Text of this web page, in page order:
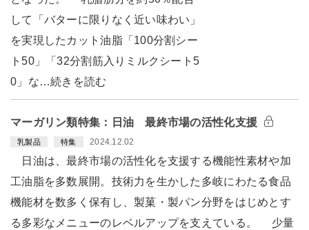
して「バターに限りなく近い味わい」
を実現したカット油脂「100分割シー
ト50」「32分割筋入りミルクシート5
0」な…続きを読む
マーガリン類特集：日油 最終市場の活性化支援
乳製品 特集 2024.12.02
日油は、最終市場の活性化を支援する機能性素材や加
工油脂を多数展開。技術力を生かした多岐にわたる食品
機能材を数多く保有し、製菓・製パン分野をはじめとす
る多彩なメニューのレベルアップを支えている。 少量